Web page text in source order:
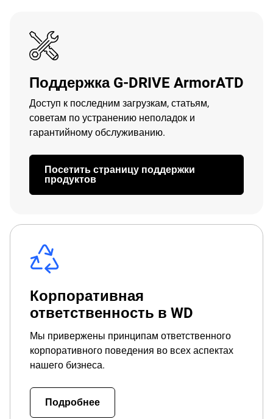
Поддержка G-DRIVE ArmorATD
Доступ к последним загрузкам, статьям,
советам по устранению неполадок и
гарантийному обслуживанию.
Посетить страницу поддержки
продуктов
Корпоративная
ответственность в WD
Мы привержены принципам ответственного
корпоративного поведения во всех аспектах
нашего бизнеса.
Подробнее